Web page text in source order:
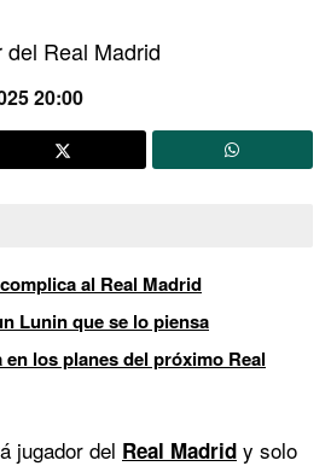
Real Madrid
20:00
al Real Madrid
Lunin que se lo piensa
los planes del próximo Real
jugador del Real Madrid y solo